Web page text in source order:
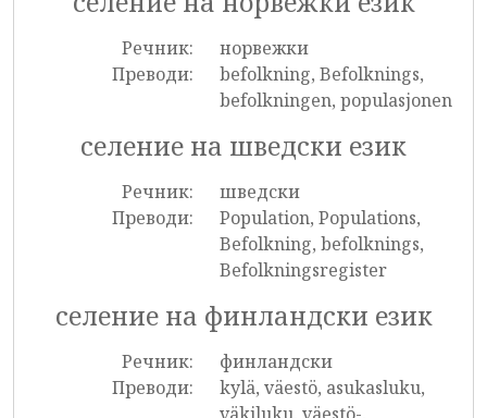
Речник:
норвежки
Преводи:
befolkning, Befolknings,
befolkningen, populasjonen
селение на шведски език
Речник:
шведски
Преводи:
Population, Populations,
Befolkning, befolknings,
Befolkningsregister
селение на финландски език
Речник:
финландски
Преводи:
kylä, väestö, asukasluku,